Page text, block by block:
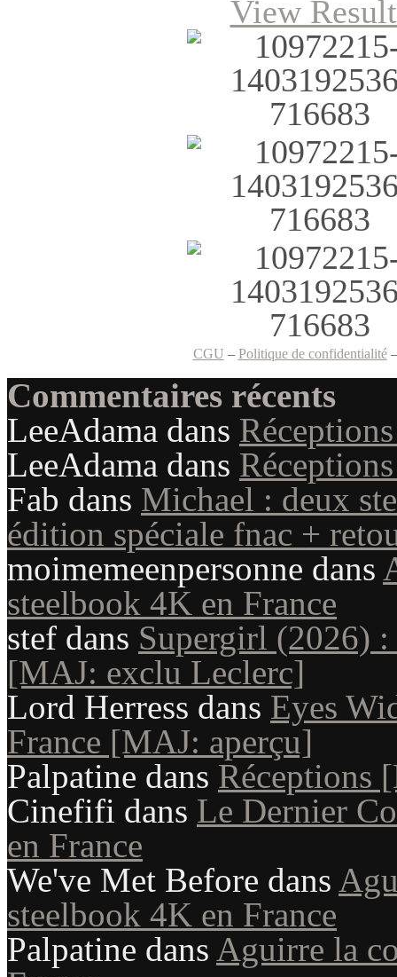
View
CGU – Politique de confidentialité
Commentaires récents
LeeAdama dans
LeeAdama dans
Fab dans Michael : deux
édition spéciale fnac +
moimemeenpersonne dans
steelbook 4K en France
stef dans Supergirl (2026)
[MAJ: exclu Leclerc]
Lord Herress dans Eyes
France [MAJ: aperçu]
Palpatine dans Réceptions
Cinefifi dans Le Dernier
en France
We've Met Before dans
steelbook 4K en France
Palpatine dans Aguirre la